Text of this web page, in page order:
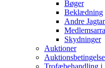
Bøger
Beklædning
Andre
Skydninger
Auktioner
Trofæbehandling i